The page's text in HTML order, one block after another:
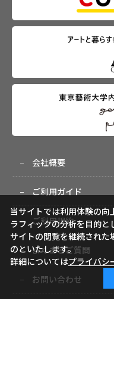
会社概要
ご利用ガイド
ご利用規約
よくあるご質問
お問い合わせ
当サイトでは利用体験の向
ラフィックの分析を目的と
サイトの閲覧を継続され
のといたします。
詳細についてはプライバシ